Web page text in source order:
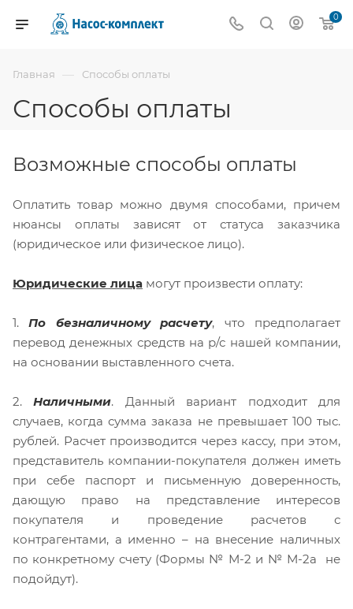
0
Главная — Способы оплаты
Способы оплаты
Возможные способы оплаты
Оплатить товар можно двумя способами, причем
нюансы оплаты зависят от статуса заказчика
(юридическое или физическое лицо).
Юридические лица могут произвести оплату:
1.По безналичному расчету, что предполагает
перевод денежных средств на р/с нашей компании,
на основании выставленного счета.
2.Наличными. Данный вариант подходит для
случаев, когда сумма заказа не превышает 100 тыс.
рублей. Расчет производится через кассу, при этом,
представитель компании-покупателя должен иметь
при себе паспорт и письменную доверенность,
дающую право на представление интересов
покупателя и проведение расчетов с
контрагентами, а именно – на внесение наличных
по конкретному счету (Формы № М-2 и № М-2а не
подойдут).